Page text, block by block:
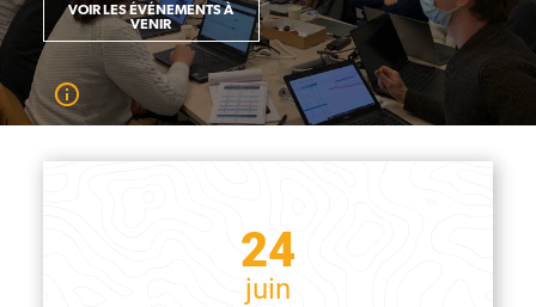
VOIR LES ÉVÉNEMENTS À
VENIR
24
juin